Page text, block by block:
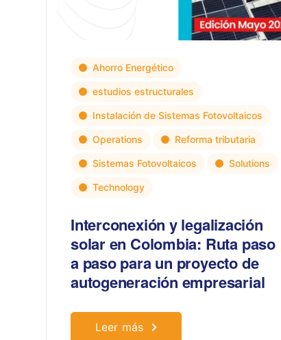
Ahorro Energético
estudios estructurales
Instalación de Sistemas Fotovoltaicos
Operations Reforma tributaria
Sistemas Fotovoltaicos Solutions
Technology
Interconexión y legalización
solar en Colombia: Ruta paso
a paso para un proyecto de
autogeneración empresarial
Leer más